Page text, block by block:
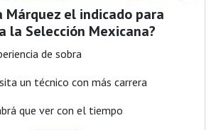
Márquez el indicado para
la Selección Mexicana?
de sobra
un técnico con más carrera
que ver con el tiempo